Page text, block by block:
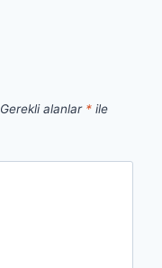
Gerekli alanlar * ile